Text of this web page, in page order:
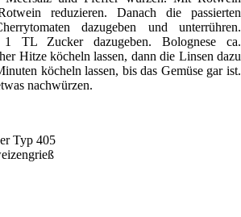
reduzieren. Danach die passierten
dazugeben und unterrühren.
1 TL Zucker dazugeben. Bolognese ca.
Hitze köcheln lassen, dann die Linsen dazu
köcheln lassen, bis das Gemüse gar ist.
nachwürzen.
Typ 405